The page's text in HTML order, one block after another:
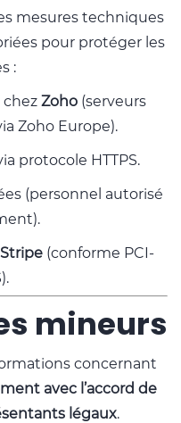
mesures techniques
pour protéger les
:
Zoho (serveurs
Zoho Europe).
protocole HTTPS.
(personnel autorisé
Stripe (conforme PCI-
mineurs
concernant
avec l’accord de
légaux.